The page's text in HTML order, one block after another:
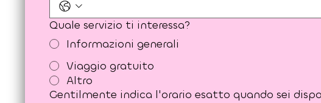
Quale servizio ti interessa?
Informazioni generali
Viaggio gratuito
Altro
Gentilmente indica l'orario esatto quando sei